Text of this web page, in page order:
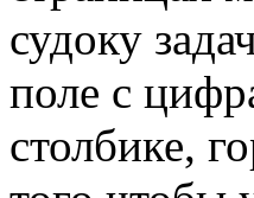
судоку
поле с
столбике,